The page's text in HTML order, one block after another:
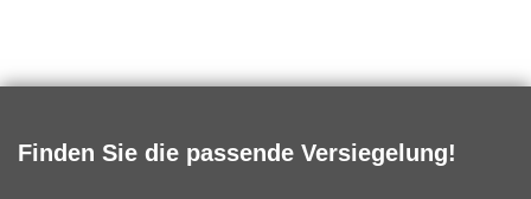
Finden Sie die passende Versiegelung!